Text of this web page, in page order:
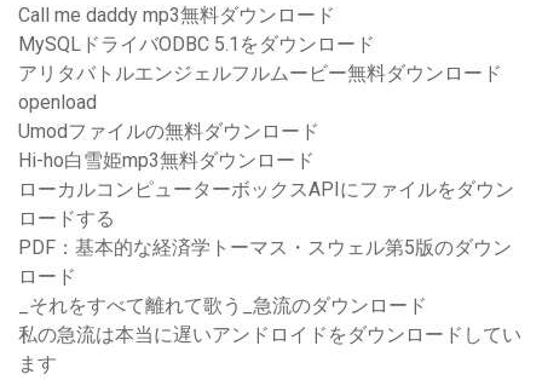
Call me daddy mp3無料ダウンロード
MySQLドライバODBC 5.1をダウンロード
アリタバトルエンジェルフルムービー無料ダウンロード
openload
Umodファイルの無料ダウンロード
Hi-ho白雪姫mp3無料ダウンロード
ローカルコンピューターボックスAPIにファイルをダウン
ロードする
PDF：基本的な経済学トーマス・スウェル第5版のダウン
ロード
_それをすべて離れて歌う_急流のダウンロード
私の急流は本当に遅いアンドロイドをダウンロードしてい
ます